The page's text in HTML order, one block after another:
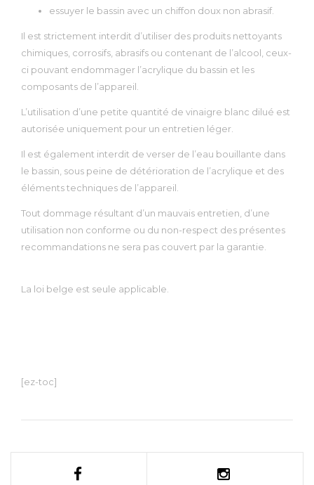
essuyer le bassin avec un chiffon doux non abrasif.
Il est strictement interdit d’utiliser des produits nettoyants
chimiques, corrosifs, abrasifs ou contenant de l’alcool, ceux-
ci pouvant endommager l’acrylique du bassin et les
composants de l’appareil.
L’utilisation d’une petite quantité de vinaigre blanc dilué est
autorisée uniquement pour un entretien léger.
Il est également interdit de verser de l’eau bouillante dans
le bassin, sous peine de détérioration de l’acrylique et des
éléments techniques de l’appareil.
Tout dommage résultant d’un mauvais entretien, d’une
utilisation non conforme ou du non-respect des présentes
recommandations ne sera pas couvert par la garantie.
La loi belge est seule applicable.
[ez-toc]